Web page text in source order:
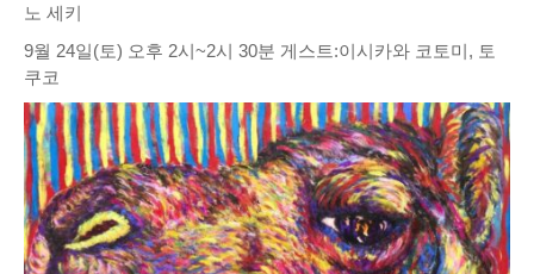
노 세키
9월 24일(토) 오후 2시~2시 30분 게스트:이시카와 코토미, 토
쿠코